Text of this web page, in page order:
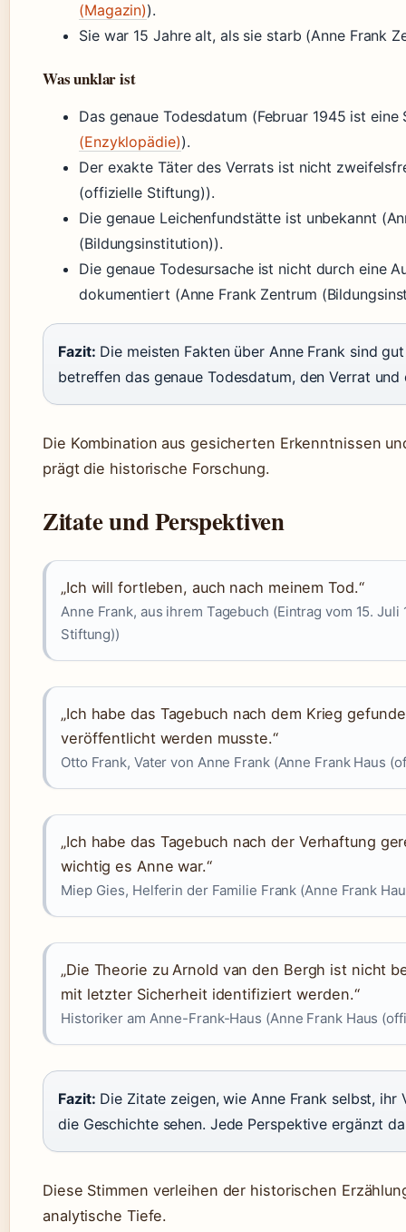
(Magazin)).
Sie war 15 Jahre alt, als sie starb (Anne Frank
Was unklar ist
Das genaue Todesdatum (Februar 1945 ist eine
(Enzyklopädie)).
Der exakte Täter des Verrats ist nicht
(offizielle Stiftung)).
Die genaue Leichenfundstätte ist unbekannt
(Bildungsinstitution)).
Die genaue Todesursache ist nicht durch eine
dokumentiert (Anne Frank Zentrum
Fazit: Die meisten Fakten über Anne Frank sind
betreffen das genaue Todesdatum, den Verrat
Die Kombination aus gesicherten Erkenntnissen
prägt die historische Forschung.
Zitate und Perspektiven
„Ich will fortleben, auch nach meinem Tod.“
Anne Frank, aus ihrem Tagebuch (Eintrag vom 15.
Stiftung))
„Ich habe das Tagebuch nach dem Krieg
veröffentlicht werden musste.“
Otto Frank, Vater von Anne Frank (Anne Frank Haus
„Ich habe das Tagebuch nach der Verhaftung
wichtig es Anne war.“
Miep Gies, Helferin der Familie Frank (Anne Frank
„Die Theorie zu Arnold van den Bergh ist nicht
mit letzter Sicherheit identifiziert werden.“
Historiker am Anne-Frank-Haus (Anne Frank Haus
Fazit: Die Zitate zeigen, wie Anne Frank selbst,
die Geschichte sehen. Jede Perspektive ergänzt
Diese Stimmen verleihen der historischen
analytische Tiefe.